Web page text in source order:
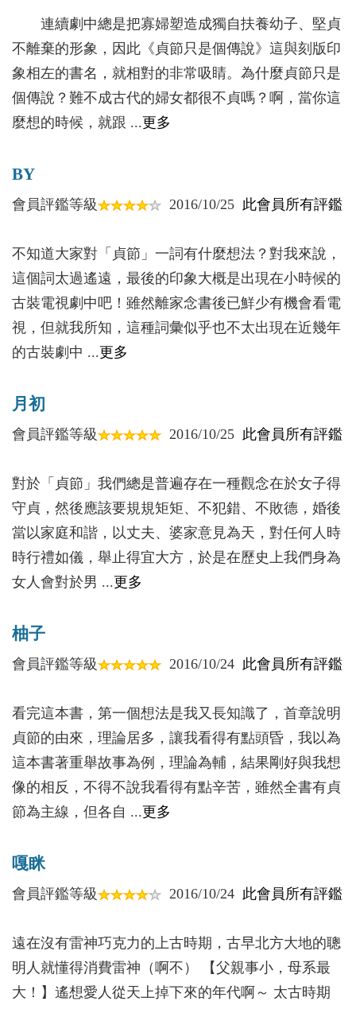
的、有同性婚戀的、有追求性解放的、有追求婚姻自
由的，而當時社會對這些女性的評判，劉佳也一一道
出。但不難看出，明清時期雖然對女性的禁錮並沒有
消退，繩之她們的依然是正統的三從四德，但她們的
潑辣大膽也是突出的。這也是明清這個特定時期賦予
明清兩代經歷了我國封建社會的集權高峰，感受了資
本主義萌芽的曇花一現，見證了我國封建統治由漢族
歷史走向近代化的艱難歷程，以及西學的搖撼；有帝
王將相的功德與聲色，也有市井小民的風情與愉悅；
有勝利者的驕矜，也有英雄的末路；有盛世的高歌，
也有衰世的無奈與振作。其間，其思想、學術與文
化，既宏大磅礡，又深微細膩；既波瀾壯觀，又平穩
在中國歷史上是一個轉型時期。明中後期繁盛的商
業，以及立地則可成聖的學風世風，使大河上下四海
產生如《金瓶梅》之類各色獵奇獵豔書籍。在這樣的
時代下，女性自然各式各樣。
不過，還有一個主題是劉佳書中道及的──那就
是明清時期雖然是男性的天下，看來是男人的，然而
身為女人，她們完全可以自豪地說，這只不過是形式
教男人是與女人一生中兩個重要的角色──母親和妻
子的角色，寡婦們是如何扮演的。
們。母親從男兒們第一聲啼哭起，就承擔了給男兒們
上第一課的職責。她們望子成龍，在男兒們身上寄予
了大小不等的希望，也實施了各自的塑造方法。男性
則以他們的社會歸屬與認同來回報母親，而且大有如
其所言「誰言寸草心，報得三春暉」的回報不夠之唏
傳說，似乎就給了我們某種暗示：母愛是偉大的，偉
大的母愛足以令每個人征服種種困苦。確然！締造了
沒有他們的萬世基業。朱德痛悼母逝，高度頌揚母親
所賜予給他的優秀品德，那是他視艱難險阻若等閒的
財富……。
【柒】失節還是餓死──理性的選擇
再婚路上多陷阱
權衡利弊求保障
寡婦終能熬成婆
【捌】守節還是失節──形形色色的「節婦」
守了節，卻丟了命
【玖】跳槽還是留任──為改嫁而努力
第一輪較量：淨身出戶
第二輪較量：道德貶低與形象醜化
第一輪較量：守節與逼婚
第二輪較量：繼承人誰說了算？
【拾壹】公理還是後門──旌表貞節的細微門道
血統純正論出身
列女多為名門後
牌坊背後是名利
解讀
打起「貞」旗辦社會保障
誰說寡婦難嫁人？
結語 貞節作為一種榮譽？
連續劇中總是把寡婦塑造成獨自扶養幼子、堅貞
不離棄的形象，因此《貞節只是個傳說》這與刻版印
象相左的書名，就相對的非常吸睛。為什麼貞節只是
個傳說？難不成古代的婦女都很不貞嗎？啊，當你這
麼想的時候，就跟 ...更多
BY
會員評鑑等級 2016/10/25 此會員所有評鑑
不知道大家對「貞節」一詞有什麼想法？對我來說，
這個詞太過遙遠，最後的印象大概是出現在小時候的
古裝電視劇中吧！雖然離家念書後已鮮少有機會看電
視，但就我所知，這種詞彙似乎也不太出現在近幾年
的古裝劇中 ...更多
月初
會員評鑑等級 2016/10/25 此會員所有評鑑
對於「貞節」我們總是普遍存在一種觀念在於女子得
守貞，然後應該要規規矩矩、不犯錯、不敗德，婚後
當以家庭和諧，以丈夫、婆家意見為天，對任何人時
時行禮如儀，舉止得宜大方，於是在歷史上我們身為
女人會對於男 ...更多
柚子
會員評鑑等級 2016/10/24 此會員所有評鑑
看完這本書，第一個想法是我又長知識了，首章說明
貞節的由來，理論居多，讓我看得有點頭昏，我以為
這本書著重舉故事為例，理論為輔，結果剛好與我想
像的相反，不得不說我看得有點辛苦，雖然全書有貞
節為主線，但各自 ...更多
嘎眯
會員評鑑等級 2016/10/24 此會員所有評鑑
遠在沒有雷神巧克力的上古時期，古早北方大地的聰
明人就懂得消費雷神（啊不） 【父親事小，母系最
大！】遙想愛人從天上掉下來的年代啊～ 太古時期